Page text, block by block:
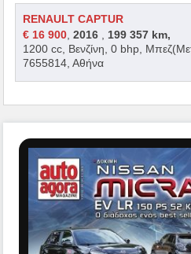
RENAULT CAPTUR
€ 16 900 ,2016
199 357 km,
1200 cc, Βενζίνη, 0 bhp,
7655814, Αθήνα